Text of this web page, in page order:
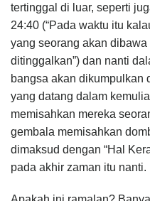
tertinggal di luar, seperti
24:40 (“Pada waktu itu
yang seorang akan
ditinggalkan”) dan nanti
bangsa akan dikumpulkan
yang datang dalam
memisahkan mereka
gembala memisahkan
dimaksud dengan “Hal
pada akhir zaman itu nanti.